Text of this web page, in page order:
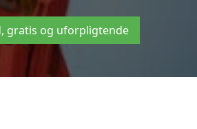
gratis og uforpligtende